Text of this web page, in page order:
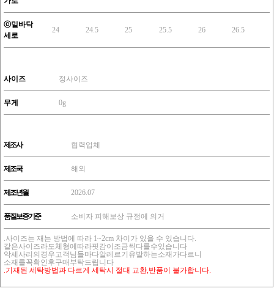
ⓒ밑바닥
세로
24 24.5 25 25.5 26 26.5
사이즈 정사이즈
무게 0g
제조사 협력업체
제조국 해외
제조년월 2026.07
품질보증기준 소비자 피해보상 규정에 의거
.사이즈는 재는 방법에 따라 1~2cm 차이가 있을 수 있습니다.
같은사이즈라도체형에따라핏감이조금씩다를수있습니다
악세사리의경우고객님들마다알레르기유발하는소재가다르니
소재를꼭확인후구매부탁드립니다
.기재된 세탁방법과 다르게 세탁시 절대 교환,반품이 불가합니다.